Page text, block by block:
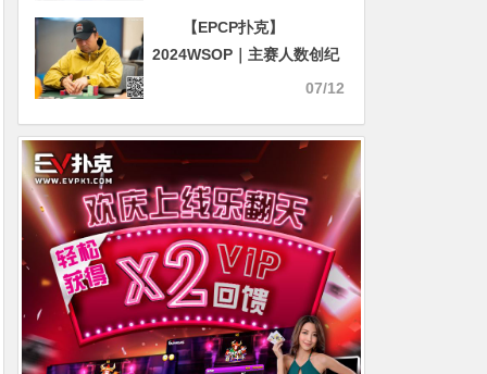
【EPCP扑克】
2024WSOP｜主赛人数创纪
录，奖励圈公布；张小川打
07/12